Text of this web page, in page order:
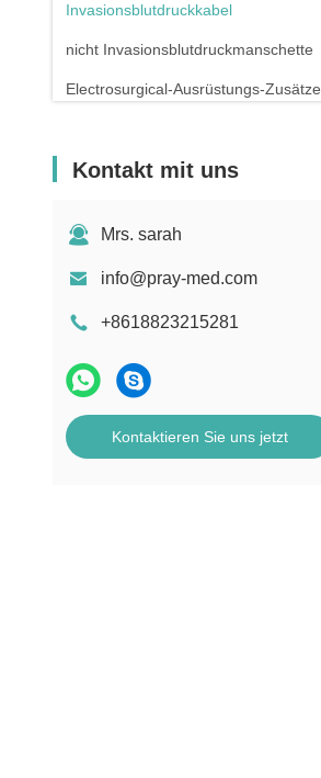
Invasionsblutdruckkabel
nicht Invasionsblutdruckmanschette
Electrosurgical-Ausrüstungs-Zusätze
Kontakt mit uns
Mrs. sarah
info@pray-med.com
+8618823215281
Kontaktieren Sie uns jetzt